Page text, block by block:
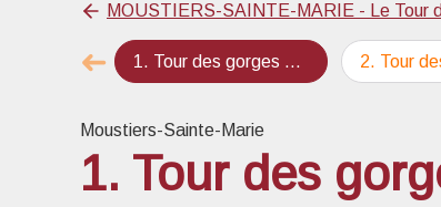
MOUSTIERS-SAINTE-MARIE - Le Tour
➜Étape précédente
1 . Tour des gorges Etape 1 2. Tour des
Moustiers-Sainte-Marie
1. Tour des